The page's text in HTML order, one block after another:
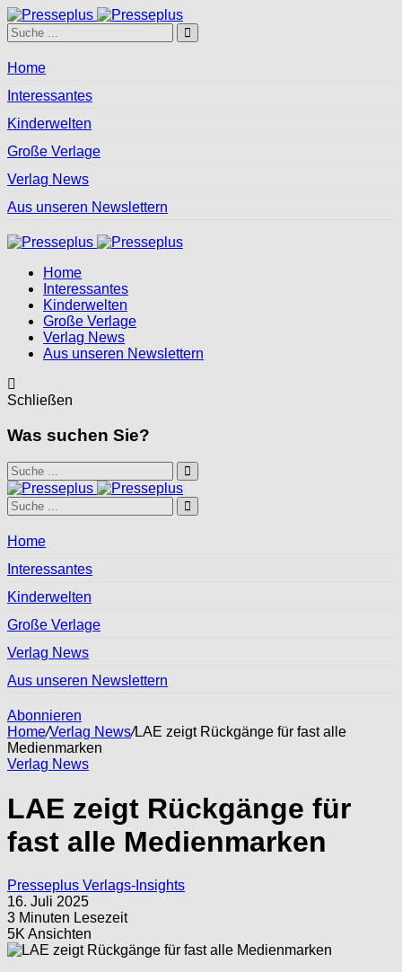
Home
Interessantes
Kinderwelten
Große Verlage
Verlag News
Aus unseren Newslettern
Home
Interessantes
Kinderwelten
Große Verlage
Verlag News
Aus unseren Newslettern
Schließen
Was suchen Sie?
Home
Interessantes
Kinderwelten
Große Verlage
Verlag News
Aus unseren Newslettern
Abonnieren
Home/Verlag News/LAE zeigt Rückgänge für fast alle
Medienmarken
Verlag News
LAE zeigt Rückgänge für
fast alle Medienmarken
Presseplus Verlags-Insights
16. Juli 2025
3 Minuten Lesezeit
5K Ansichten